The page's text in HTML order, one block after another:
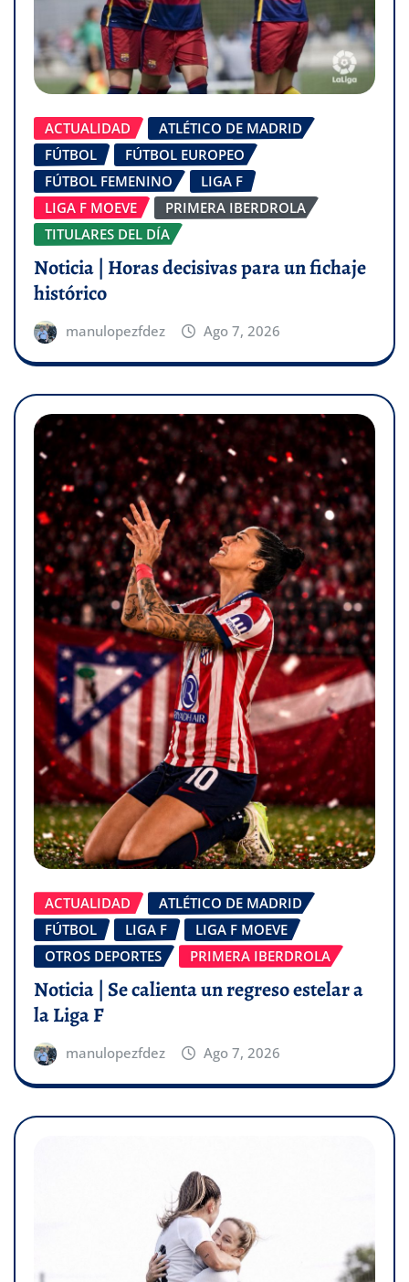
ACTUALIDAD
ATLÉTICO DE MADRID
FÚTBOL
FÚTBOL EUROPEO
FÚTBOL FEMENINO
LIGA F
LIGA F MOEVE
PRIMERA IBERDROLA
TITULARES DEL DÍA
Noticia | Horas decisivas para un fichaje
histórico
manulopezfdez Ago 7, 2026
ACTUALIDAD
ATLÉTICO DE MADRID
FÚTBOL
LIGA F
LIGA F MOEVE
OTROS DEPORTES
PRIMERA IBERDROLA
Noticia | Se calienta un regreso estelar a
la Liga F
manulopezfdez Ago 7, 2026